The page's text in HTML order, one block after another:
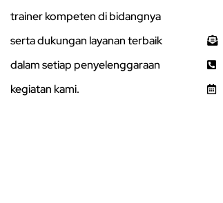
trainer kompeten di bidangnya
serta dukungan layanan terbaik
dalam setiap penyelenggaraan
kegiatan kami.